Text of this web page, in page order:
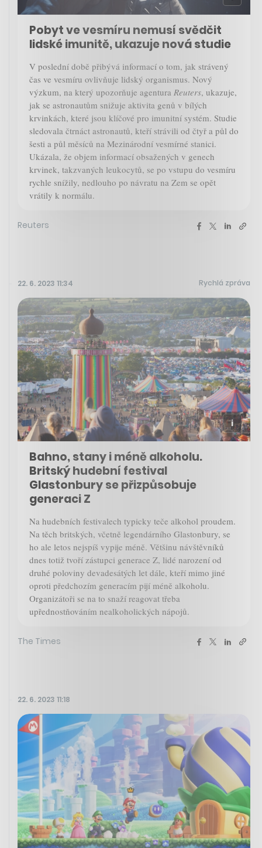
Pobyt ve vesmíru nemusí svědčit
lidské imunitě, ukazuje nová studie
V poslední době přibývá informací o tom, jak strávený
čas ve vesmíru ovlivňuje lidský organismus. Nový
výzkum, na který upozorňuje agentura Reuters, ukazuje,
jak se astronautům snižuje aktivita genů v bílých
krvinkách, které jsou klíčové pro imunitní systém. Studie
sledovala čtrnáct astronautů, kteří strávili od čtyř a půl do
šesti a půl měsíců na Mezinárodní vesmírné stanici.
Ukázala, že objem informací obsažených v genech
krvinek, takzvaných leukocytů, se po vstupu do vesmíru
rychle snížily, nedlouho po návratu na Zem se opět
vrátily k normálu.
Reuters
22. 6. 2023 11:34 Rychlá zpráva
Bahno, stany i méně alkoholu.
Britský hudební festival
Glastonbury se přizpůsobuje
generaci Z
Na hudebních festivalech typicky teče alkohol proudem.
Na těch britských, včetně legendárního Glastonbury, se
ho ale letos nejspíš vypije méně. Většinu návštěvníků
dnes totiž tvoří zástupci generace Z, lidé narození od
druhé poloviny devadesátých let dále, kteří mimo jiné
oproti předchozím generacím pijí méně alkoholu.
Organizátoři se na to snaží reagovat třeba
upřednostňováním nealkoholických nápojů.
The Times
22. 6. 2023 11:18